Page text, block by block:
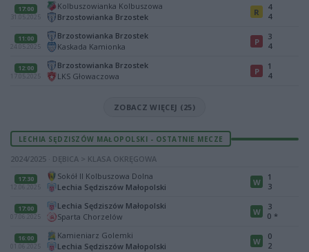
17:00
31.05.2025
Kolbuszowianka Kolbuszowa
Brzostowianka Brzostek
R
4
4
11:00
24.05.2025
Brzostowianka Brzostek
Kaskada Kamionka
P
3
4
12:00
17.05.2025
Brzostowianka Brzostek
LKS Głowaczowa
P
1
4
ZOBACZ WIĘCEJ (25)
LECHIA SĘDZISZÓW MAŁOPOLSKI - OSTATNIE MECZE
2024/2025 · DĘBICA > KLASA OKRĘGOWA
17:30
12.06.2025
Sokół II Kolbuszowa Dolna
Lechia Sędziszów Małopolski
W
1
3
17:00
07.06.2025
Lechia Sędziszów Małopolski
Sparta Chorzelów
W
3
0 *
16:00
01.06.2025
Kamieniarz Golemki
Lechia Sędziszów Małopolski
W
0
2